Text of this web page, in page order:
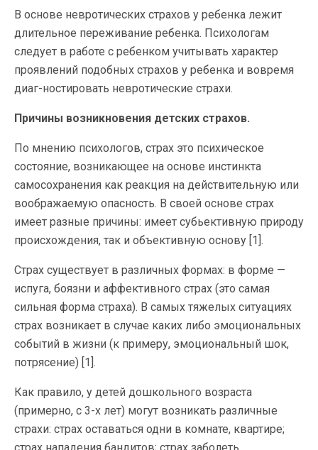
В основе невротических страхов у ребенка лежит
длительное переживание ребенка. Психологам
следует в работе с ребенком учитывать характер
проявлений подобных страхов у ребенка и вовремя
диаг-ностировать невротические страхи.
Причины возникновения детских страхов.
По мнению психологов, страх это психическое
состояние, возникающее на основе инстинкта
самосохранения как реакция на действительную или
воображаемую опасность. В своей основе страх
имеет разные причины: имеет субьективную природу
происхождения, так и объективную основу [1].
Страх существует в различных формах: в форме —
испуга, боязни и аффективного страх (это самая
сильная форма страха). В самых тяжелых ситуациях
страх возникает в случае каких либо эмоциональных
событий в жизни (к примеру, эмоциональный шок,
потрясение) [1].
Как правило, у детей дошкольного возраста
(примерно, с 3-х лет) могут возникать различные
страхи: страх оставаться одни в комнате, квартире;